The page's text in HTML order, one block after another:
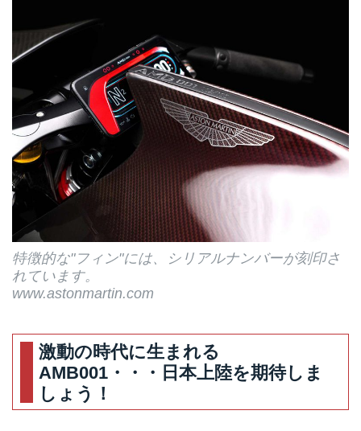
特徴的な"フィン"には、シリアルナンバーが刻印さ
れています。
www.astonmartin.com
激動の時代に生まれる
AMB001・・・日本上陸を期待しま
しょう！